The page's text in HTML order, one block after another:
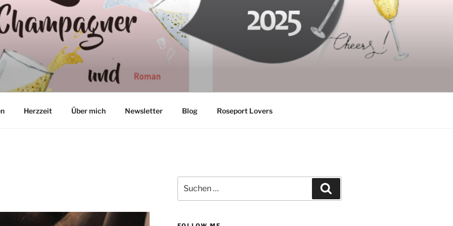
Herzzeit Über mich Newsletter Blog Roseport Lovers
nach: